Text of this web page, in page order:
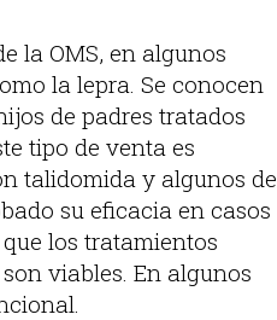
la OMS, en algunos
la lepra. Se conocen
de padres tratados
tipo de venta es
talidomida y algunos de
su eficacia en casos
los tratamientos
viables. En algunos